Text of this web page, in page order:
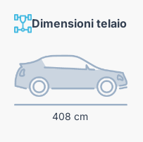
Sensori Di Parcheggio
Selec-Terrain con 6
Dimensioni telaio
408 cm